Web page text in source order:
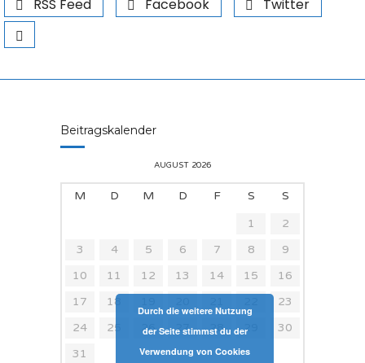
RSS Feed Facebook Twitter
Beitragskalender
AUGUST 2026
M D M D F S
S
1
2
3
4 5 6 7 8
9
10
11 12 13 14 15
16
17
18
23
24
25 26 27 28 29
30
31
Durch die weitere Nutzung
der Seite stimmst du der
Verwendung von Cookies